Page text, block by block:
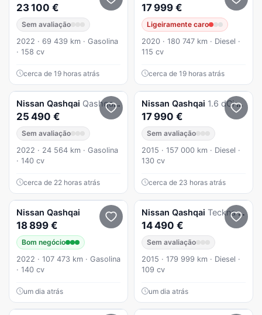
23 100 €
Sem avaliação
2022 · 69 439 km · Gasolina
· 158 cv
cerca de 19 horas atrás
17 999 €
Ligeiramente caro
2020 · 180 747 km · Diesel ·
115 cv
cerca de 19 horas atrás
Nissan Qashqai Qashqai 1.3 DIG-T Tekna
25 490 €
Sem avaliação
2022 · 24 564 km · Gasolina
· 140 cv
cerca de 22 horas atrás
Nissan Qashqai 1.6 dCi N-Connecta 18 Xtronic
17 990 €
Sem avaliação
2015 · 157 000 km · Diesel ·
130 cv
cerca de 23 horas atrás
Nissan Qashqai
18 899 €
Bom negócio
2022 · 107 473 km · Gasolina
· 140 cv
um dia atrás
Nissan Qashqai Teckna Premium
14 490 €
Sem avaliação
2015 · 179 999 km · Diesel ·
109 cv
um dia atrás